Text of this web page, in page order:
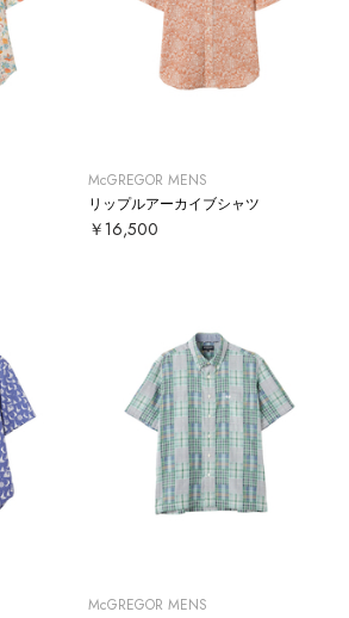
McGREGOR MENS
リップルアーカイブシャツ
￥16,500
McGREGOR MENS